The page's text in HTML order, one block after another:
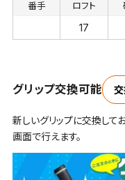
番手 ロフト
17
グリップ交換可能 交
新しいグリップに交換して
画面で行えます。